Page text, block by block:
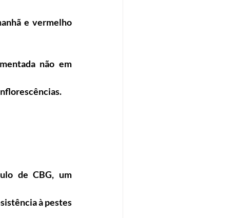
e vermelho
não em
de CBG, um
à pestes